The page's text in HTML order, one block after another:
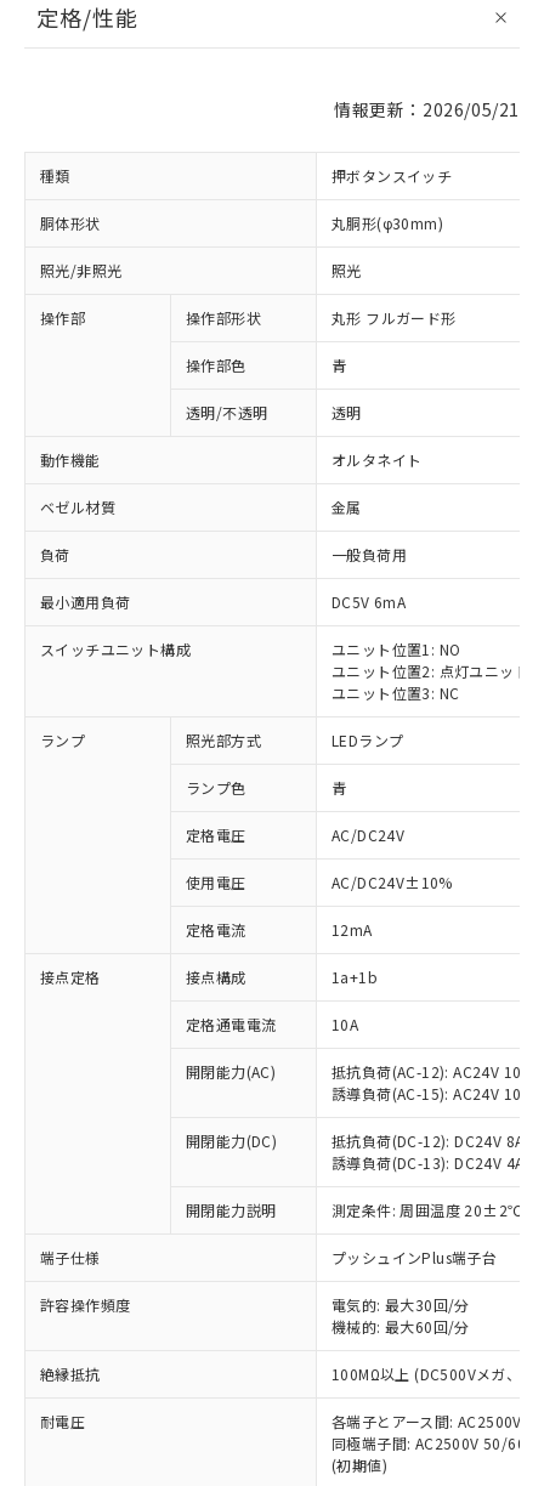
定格/性能
情報更新：2026/05/21
種類 押ボタンスイッチ
胴体形状 丸胴形(φ30mm)
照光/非照光 照光
操作部 操作部形状 丸形 フルガード形
操作部色 青
透明/不透明 透明
動作機能 オルタネイト
ベゼル材質 金属
負荷 一般負荷用
最小適用負荷 DC5V 6mA
スイッチユニット構成
ユニット位置1: NO
ユニット位置2: 点灯ユニット
ユニット位置3: NC
ランプ 照光部方式 LEDランプ
ランプ色 青
定格電圧 AC/DC24V
使用電圧 AC/DC24V±10%
定格電流 12mA
接点定格 接点構成 1a+1b
定格通電電流 10A
開閉能力(AC)
抵抗負荷(AC-12): AC24V 10A/
誘導負荷(AC-15): AC24V
開閉能力(DC)
抵抗負荷(DC-12): DC24V 8A/
誘導負荷(DC-13): DC24V 4A/
開閉能力説明 測定条件: 周囲温度 20±2℃、
端子仕様 プッシュインPlus端子台
許容操作頻度
電気的: 最大30回/分
機械的: 最大60回/分
絶縁抵抗 100MΩ以上 (DC500Vメガ、点
耐電圧
各端子とアース間: AC2500V
同極端子間: AC2500V 50/
(初期値)
ご利用条件
ご利用ください。
本サービスは、当社制御機器事業取扱
商品の当社在庫状況および標準価格
(税抜)を提供させていただくもので
当社制御機器事業取扱商品の中には、
本サービスの対象外となる商品もある
ことをご了承ください。
在庫状況および標準価格照会結果は、
対応済み：EU RoHS指令（10物質）の
非含有に対応した製品が提供可能な商品で
対応予定：EU RoHS指令（10物質）の非含
有に対応した製品に切り替える予定のある
対応予定なし：EU RoHS指令（10物質）の
非含有に非対応の商品で、対応品を出す予
定はありません。
調査・確認中：EU RoHS指令（10物質）の
非含有の対応状況を調査中または確認中の
害物質有無と関係のない商品です。
仕入先様の事情により、非含有部品として
いたものが、含有品と判明した場合などや
むを得ず変更することがあります。
※1 中国RoHS○×表
「○」：最大均質材料含有率が中国RoHSの
基準値以下であることを示します。
「×」：最大均質材料含有率が中国RoHSの
基準値を超えていることを示します。
「－」：未確認です。当社販売部門へお問
当社は、これら貴社製品のうち、外国
為替および外国貿易法に定める商品